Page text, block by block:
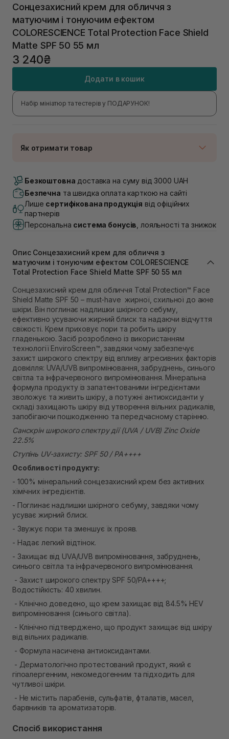
Сонцезахисний крем для обличчя з
матуючим і тонуючим ефектом
COLORESCIENCE Total Protection Face Shield
Matte SPF 50 55 мл
3 240₴
Додати в кошик
Набір мініатюр та тестерів у ПОДАРУНОК!
Як отримати товар
В наявності
Самовивіз м. Луцьк, вул. Винниченка 4
В наявності
Самовивіз м. Львів, вул. Академіка Підстригача, 1В
(Duck’s Lake)
В наявності
В наявності
Самовивіз м. Львів, вул. Степана Бандери 45
В наявності
В наявності
Самовивіз м. Рівне, вул. Кулика і Гудачека 23 (ТЦ
Екватор)
В наявності
Безкоштовна доставка на суму від 3000 UAH
Безпечна та швидка оплата карткою на сайті
Лише сертифікована продукція від офіційних
партнерів
Персональна система бонусів , лояльності та знижок
Опис Сонцезахисний крем для обличчя з
матуючим і тонуючим ефектом COLORESCIENCE
Total Protection Face Shield Matte SPF 50 55 мл
Сонцезахисний крем для обличчя Total Protection™ Face
Shield Matte SPF 50 – must-have жирної, схильної до акне
шкіри. Він поглинає надлишки шкірного себуму,
ефективно усуваючи жирний блиск та надаючи відчуття
свіжості. Крем приховує пори та робить шкіру
гладенькою. Засіб розроблено із використанням
технології EnviroScreen™, завдяки чому забезпечує
захист широкого спектру від впливу агресивних факторів
довкілля: UVA/UVB випромінювання, забруднень, синього
світла та інфрачервоного випромінювання. Мінеральна
формула продукту із запатентованими інгредієнтами
зволожує та живить шкіру, а потужні антиоксиданти у
складі захищають шкіру від утворення вільних радикалів,
запобігаючи пошкодженню та передчасному старінню.
Санскрін широкого спектру дії (UVA / UVB) Zinc Oxide
22.5%
Ступінь UV-захисту: SPF 50 / PA++++
Особливості продукту:
- 100% мінеральний сонцезахисний крем без активних
хімічних інгредієнтів.
- Поглинає надлишки шкірного себуму, завдяки чому
усуває жирний блиск.
- Звужує пори та зменшує їх прояв.
- Надає легкий відтінок.
- Захищає від UVA/UVB випромінювання, забруднень,
синього світла та інфрачервоного випромінювання.
- Захист широкого спектру SPF 50/PA++++;
Водостійкість: 40 хвилин.
- Клінічно доведено, що крем захищає від 84.5% HEV
випромінювання (синього світла).
- Клінічно підтверджено, що продукт захищає від шкіру
від вільних радикалів.
- Формула насичена антиоксидантами.
- Дерматологічно протестований продукт, який є
гіпоалергенним, некомедогенним та підходить для
чутливої ​​шкіри.
- Не містить парабенів, сульфатів, фталатів, масел,
барвників та ароматизаторів.
Спосіб використання